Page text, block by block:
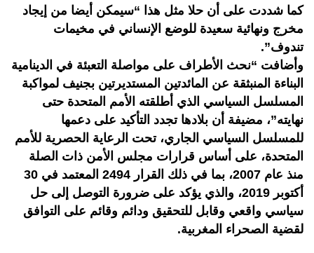
كما شددت على أن حلا مثل هذا “سيمكن أيضا من إيجاد
مخرج ونهائية سعيدة للوضع الإنساني في مخيمات
تندوف”.
وأضافت “نحث الأطراف على مواصلة التعبئة في الدينامية
البناءة المنبثقة عن المائدتين المستديرتين بجنيف لمواكبة
المسلسل السياسي الذي أطلقته الأمم المتحدة حتى
نهايته”، مضيفة أن بلادها تجدد التأكيد على دعمها
للمسلسل السياسي الجاري، تحت الرعاية الحصرية للأمم
المتحدة، على أساس قرارات مجلس الأمن ذات الصلة
منذ عام 2007، بما في ذلك القرار 2494 المعتمد في 30
أكتوبر 2019، والذي يؤكد على ضرورة التوصل إلى حل
سياسي واقعي وقابل للتحقيق ودائم وقائم على التوافق
لقضية الصحراء المغربية.